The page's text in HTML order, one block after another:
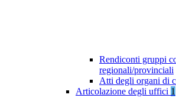
Rendiconti gruppi
regionali/provinciali
Atti degli organi di
Articolazione degli uffici 1